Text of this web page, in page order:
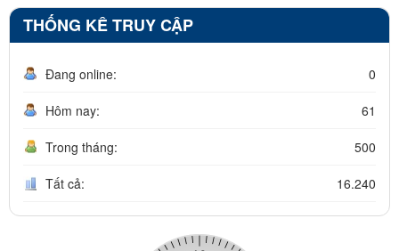
THỐNG KÊ TRUY CẬP
Đang online: 0
Hôm nay: 61
Trong tháng: 500
Tất cả: 16.240